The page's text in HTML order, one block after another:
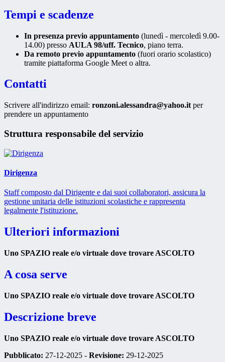
Tempi e scadenze
In presenza previo appuntamento (lunedì - mercoledì 9.00-
14.00) presso AULA 98/uff. Tecnico, piano terra.
Da remoto previo appuntamento (fuori orario scolastico)
tramite piattaforma Google Meet o altra.
Contatti
Scrivere all'indirizzo email: ronzoni.alessandra@yahoo.it per
prendere un appuntamento
Struttura responsabile del servizio
Dirigenza
Staff composto dal Dirigente e dai suoi collaboratori, assicura la
gestione unitaria delle istituzioni scolastiche e rappresenta
legalmente l'istituzione.
Ulteriori informazioni
Uno SPAZIO reale e/o virtuale dove trovare ASCOLTO
A cosa serve
Uno SPAZIO reale e/o virtuale dove trovare ASCOLTO
Descrizione breve
Uno SPAZIO reale e/o virtuale dove trovare ASCOLTO
Pubblicato: 27-12-2025 - Revisione: 29-12-2025